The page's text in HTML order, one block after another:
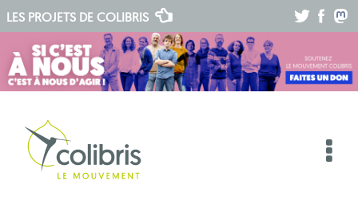
LES PROJETS DE COLIBRIS